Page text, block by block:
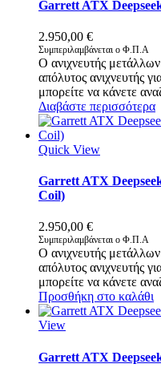
Garrett ATX
2.950,00 €
Συμπεριλαμβάνεται ο Φ.Π.Α
Ο ανιχνευτής
απόλυτος ανιχνευτής
μπορείτε να κάνετε
Διαβάστε περισσότερα
Quick View
Garrett ATX
Coil)
2.950,00 €
Συμπεριλαμβάνεται ο Φ.Π.Α
Ο ανιχνευτής
απόλυτος ανιχνευτής
μπορείτε να κάνετε
Προσθήκη στο καλάθι
View
Garrett ATX